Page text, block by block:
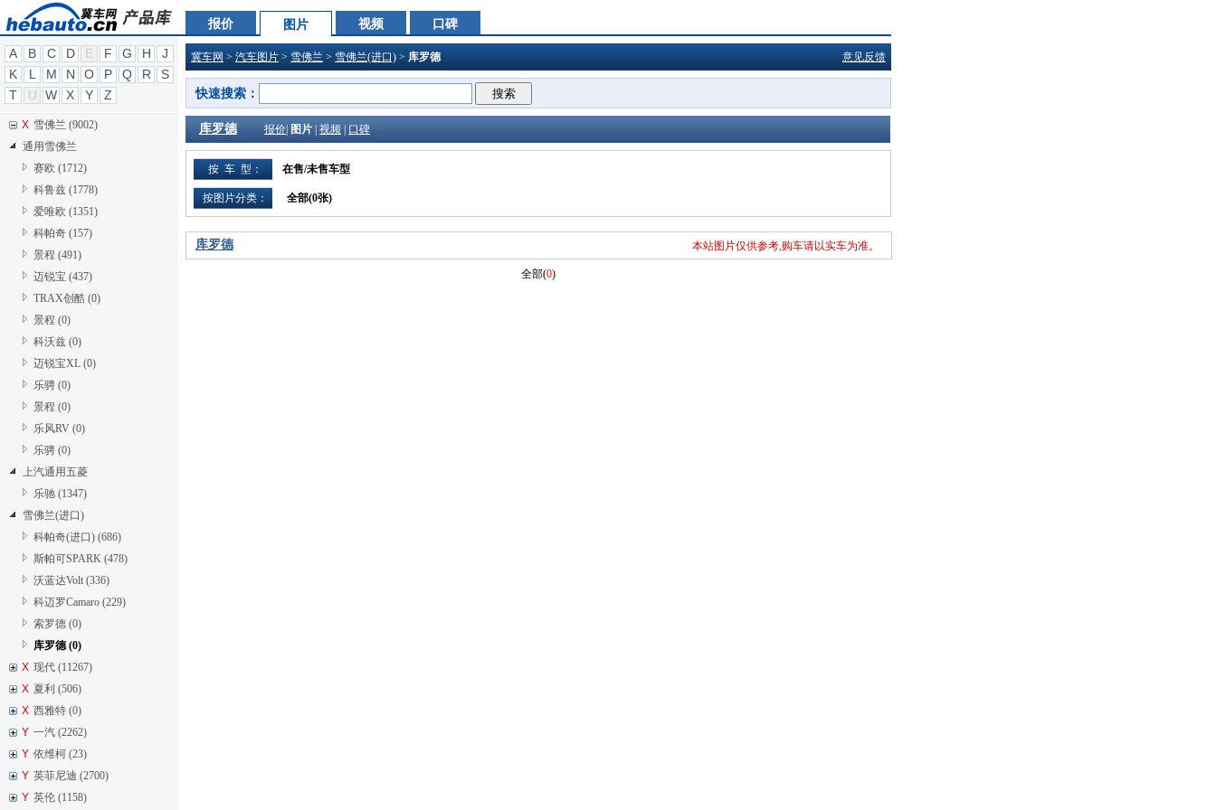
报价 图片 视频 口碑
A B C D E F G H
J
K
L M N O P Q R
S
T
U W X Y Z
W 威兹曼 (199)
W 沃尔沃 (3684)
W 五菱汽车 (762)
X 雪铁龙 (4997)
X 新凯 (0)
X 雪佛兰 (9002)
通用雪佛兰
赛欧 (1712)
科鲁兹 (1778)
爱唯欧 (1351)
科帕奇 (157)
景程 (491)
迈锐宝 (437)
TRAX创酷 (0)
景程 (0)
科沃兹 (0)
迈锐宝XL (0)
乐骋 (0)
景程 (0)
乐风RV (0)
乐骋 (0)
上汽通用五菱
乐驰 (1347)
雪佛兰(进口)
科帕奇(进口) (686)
斯帕可SPARK (478)
沃蓝达Volt (336)
科迈罗Camaro (229)
索罗德 (0)
库罗德 (0)
X 现代 (11267)
X 夏利 (506)
X 西雅特 (0)
Y 一汽 (2262)
Y 依维柯 (23)
Y 英菲尼迪 (2700)
Y 英伦 (1158)
冀车网 > 汽车图片 > 雪佛兰 > 雪佛兰(进口) > 库罗德 意见反馈
快速搜索：
库罗德 报价 图片 视频 口碑
按 车 型： 在售/未售车型
按图片分类： 全部(0张)
本站图片仅供参考,购车请以实车为准。
库罗德
全部(0)